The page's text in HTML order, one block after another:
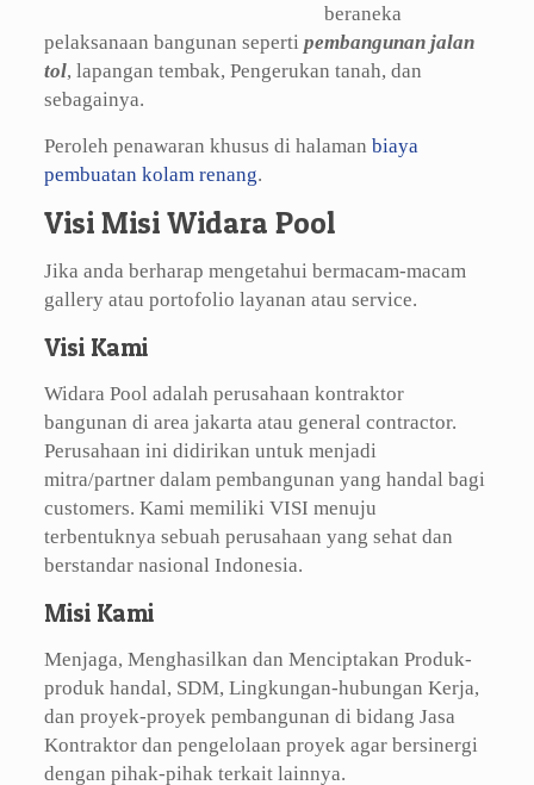
beraneka
pelaksanaan bangunan seperti pembangunan jalan
tol, lapangan tembak, Pengerukan tanah, dan
sebagainya.
Peroleh penawaran khusus di halaman biaya
pembuatan kolam renang.
Visi Misi Widara Pool
Jika anda berharap mengetahui bermacam-macam
gallery atau portofolio layanan atau service.
Visi Kami
Widara Pool adalah perusahaan kontraktor
bangunan di area jakarta atau general contractor.
Perusahaan ini didirikan untuk menjadi
mitra/partner dalam pembangunan yang handal bagi
customers. Kami memiliki VISI menuju
terbentuknya sebuah perusahaan yang sehat dan
berstandar nasional Indonesia.
Misi Kami
Menjaga, Menghasilkan dan Menciptakan Produk-
produk handal, SDM, Lingkungan-hubungan Kerja,
dan proyek-proyek pembangunan di bidang Jasa
Kontraktor dan pengelolaan proyek agar bersinergi
dengan pihak-pihak terkait lainnya.